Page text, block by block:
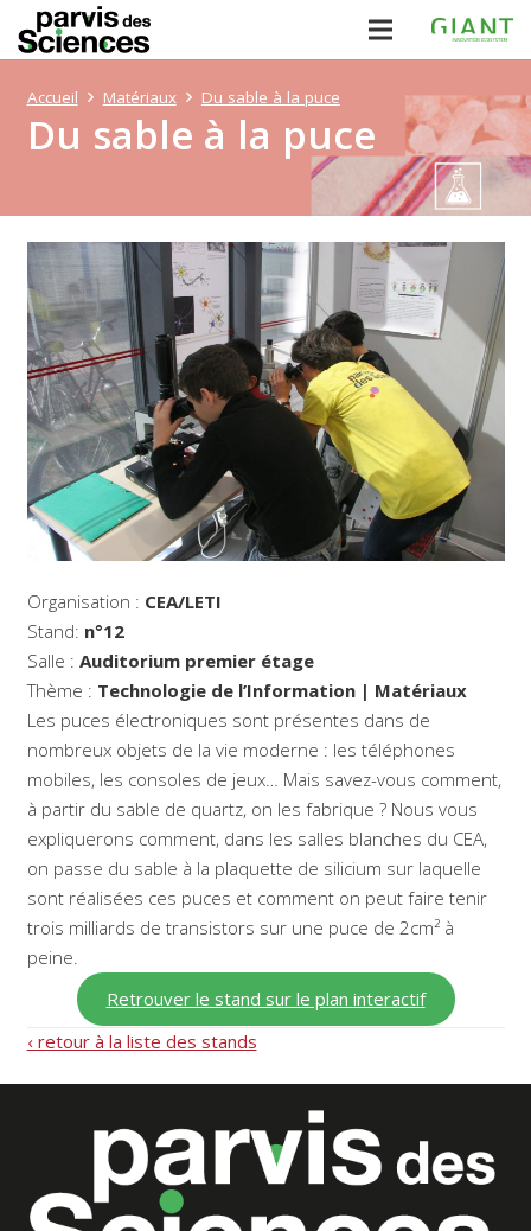
Du sable à la puce
Accueil Matériaux Du sable à la puce
Organisation : CEA/LETI
Stand: n°12
Salle : Auditorium premier étage
Thème : Technologie de l’Information | Matériaux
Les puces électroniques sont présentes dans de
nombreux objets de la vie moderne : les téléphones
mobiles, les consoles de jeux… Mais savez-vous comment,
à partir du sable de quartz, on les fabrique ? Nous vous
expliquerons comment, dans les salles blanches du CEA,
on passe du sable à la plaquette de silicium sur laquelle
sont réalisées ces puces et comment on peut faire tenir
trois milliards de transistors sur une puce de 2cm² à
peine.
Retrouver le stand sur le plan interactif
‹ retour à la liste des stands